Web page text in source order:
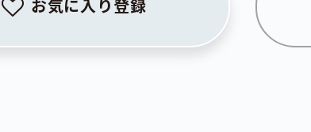
お気に入り登録